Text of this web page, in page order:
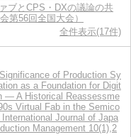
ブとCPS・DXの議論の共
第56回全国大会）
全件表示(17件)
of Production Sy
as a Foundation for Digit
— A Historical Reassessme
Virtual Fab in the Semico
Journal of Japa
Management 10(1),2